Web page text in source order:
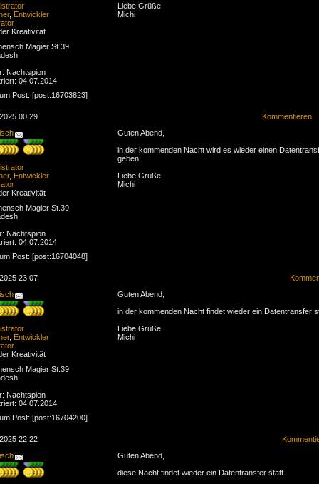
, Entwickler
Kreativität
Magier St.39
Nachtspion
04.07.2014
Post: [post:16703823]
Liebe Grüße
Michi
00:29
Kommentieren
, Entwickler
Kreativität
Magier St.39
Nachtspion
04.07.2014
Post: [post:16704048]
Guten Abend,
in der kommenden Nacht wird es wieder einen
geben.
Liebe Grüße
Michi
23:07
, Entwickler
Kreativität
Magier St.39
Nachtspion
04.07.2014
Post: [post:16704200]
Guten Abend,
in der kommenden Nacht findet wieder ein Datentransfer
Liebe Grüße
Michi
22:22
Guten Abend,
diese Nacht findet wieder ein Datentransfer statt.